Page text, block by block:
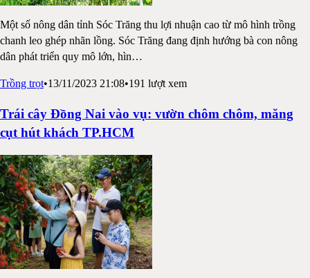
Một số nông dân tỉnh Sóc Trăng thu lợi nhuận cao từ mô hình trồng
chanh leo ghép nhãn lồng. Sóc Trăng đang định hướng bà con nông
dân phát triển quy mô lớn, hìn…
Trồng trọt•13/11/2023 21:08•191 lượt xem
Trái cây Đồng Nai vào vụ: vườn chôm chôm, măng
cụt hút khách TP.HCM